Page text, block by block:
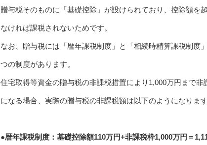
贈与税そのものに「基礎控除」が設けられており、控除額を超
なければ課税されないためです。
なお、贈与税には「暦年課税制度」と「相続時精算課税制度
つの制度があります。
住宅取得等資金の贈与税の非課税措置により1,000万円まで非
になる場合、実際の贈与税の非課税額は以下のようになります
●暦年課税制度：基礎控除額110万円+非課税枠1,000万円＝